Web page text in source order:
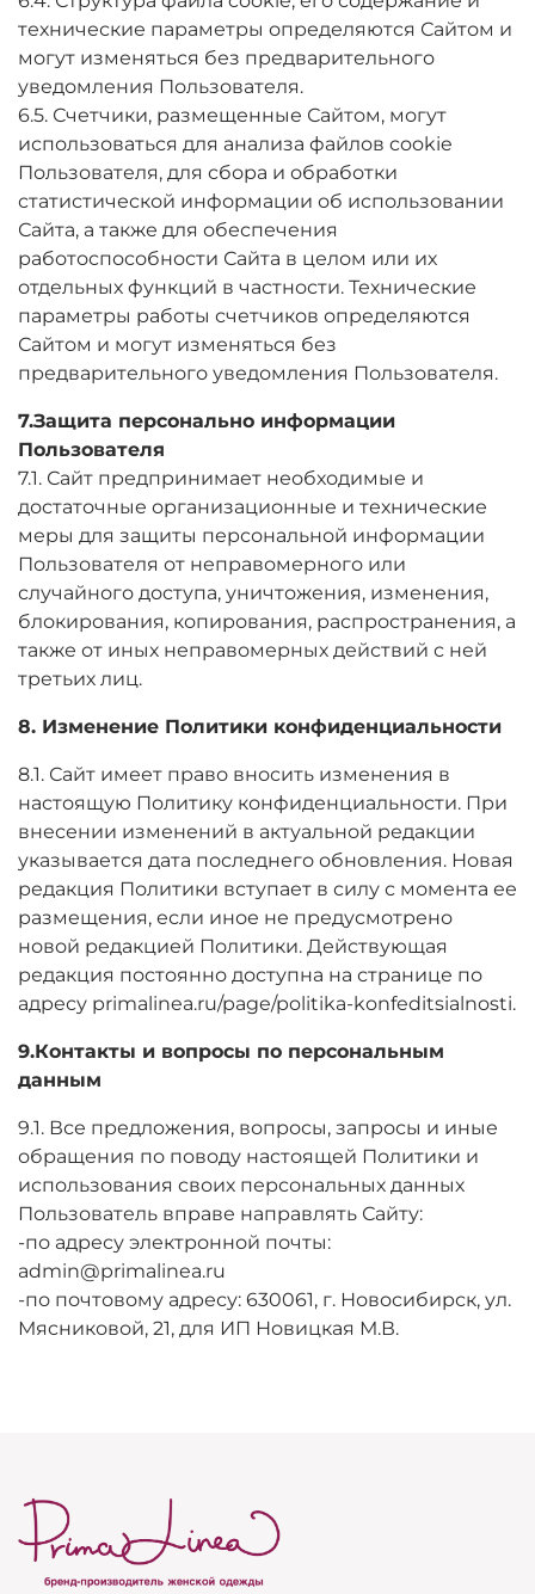
технические параметры определяются Сайтом и
могут изменяться без предварительного
уведомления Пользователя.
6.5. Счетчики, размещенные Сайтом, могут
использоваться для анализа файлов cookie
Пользователя, для сбора и обработки
статистической информации об использовании
Сайта, а также для обеспечения
работоспособности Сайта в целом или их
отдельных функций в частности. Технические
параметры работы счетчиков определяются
Сайтом и могут изменяться без
предварительного уведомления Пользователя.
7.Защита персонально информации
Пользователя
7.1. Сайт предпринимает необходимые и
достаточные организационные и технические
меры для защиты персональной информации
Пользователя от неправомерного или
случайного доступа, уничтожения, изменения,
блокирования, копирования, распространения, а
также от иных неправомерных действий с ней
третьих лиц.
8. Изменение Политики конфиденциальности
8.1. Сайт имеет право вносить изменения в
настоящую Политику конфиденциальности. При
внесении изменений в актуальной редакции
указывается дата последнего обновления. Новая
редакция Политики вступает в силу с момента ее
размещения, если иное не предусмотрено
новой редакцией Политики. Действующая
редакция постоянно доступна на странице по
адресу primalinea.ru/page/politika-konfeditsialnosti.
9.Контакты и вопросы по персональным
данным
9.1. Все предложения, вопросы, запросы и иные
обращения по поводу настоящей Политики и
использования своих персональных данных
Пользователь вправе направлять Сайту:
-по адресу электронной почты:
admin@primalinea.ru
-по почтовому адресу: 630061, г. Новосибирск, ул.
Мясниковой, 21, для ИП Новицкая М.В.